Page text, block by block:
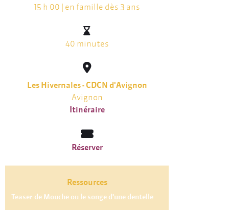
15 h 00 | en famille dès 3 ans
40 minutes
Les Hivernales - CDCN d'Avignon
Avignon
Itinéraire
Réserver
Ressources
Teaser de Mouche ou le songe d'une dentelle